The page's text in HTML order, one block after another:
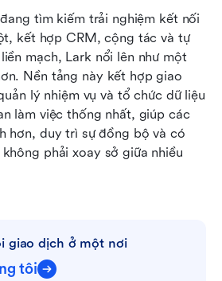
tìm kiếm trải nghiệm kết nối
kết hợp CRM, cộng tác và tự
mạch, Lark nổi lên như một
Nền tảng này kết hợp giao
lý nhiệm vụ và tổ chức dữ liệu
làm việc thống nhất, giúp các
hơn, duy trì sự đồng bộ và có
phải xoay sở giữa nhiều
giao dịch ở một nơi
tôi